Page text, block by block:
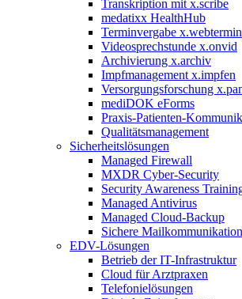
Transkription mit x.scribe
medatixx HealthHub
Terminvergabe x.webtermin
Videosprechstunde x.onvid
Archivierung x.archiv
Impfmanagement x.impfen
Versorgungsforschung
mediDOK eForms
Praxis-Patienten-
Qualitätsmanagement
Sicherheitslösungen
Managed Firewall
MXDR Cyber-Security
Security Awareness
Managed Antivirus
Managed Cloud-Backup
Sichere Mailkommunikation
EDV-Lösungen
Betrieb der IT-Infrastruktur
Cloud für Arztpraxen
Telefonielösungen